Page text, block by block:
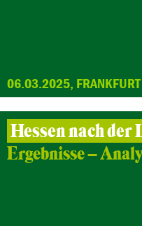
06.03.2025,
Hessen nach der
Ergebnisse –